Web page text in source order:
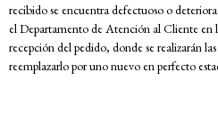
recibido se encuentra defectuoso o
el Departamento de Atención al Cliente en
recepción del pedido, donde se realizarán las
reemplazarlo por uno nuevo en perfecto